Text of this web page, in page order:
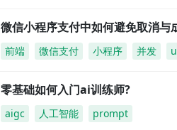
微信小程序支付中如何避免取消与
前端 微信支付 小程序 并发
零基础如何入门ai训练师?
aigc 人工智能 prompt